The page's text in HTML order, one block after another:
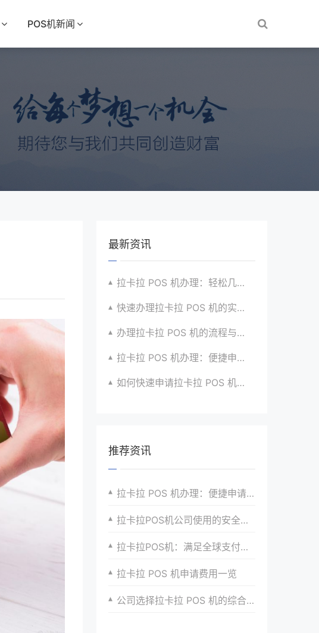
POS机新闻
最新资讯
拉卡拉 POS 机办理：轻松几步，实现便捷收款啦
快速办理拉卡拉 POS 机的实用方法全知道
办理拉卡拉 POS 机的流程与技巧总结大公开
拉卡拉 POS 机办理：便捷申请，快速到账超安心
如何快速申请拉卡拉 POS 机？经验分享超有用
推荐资讯
拉卡拉 POS 机办理：便捷申请，快速投入使用收款
拉卡拉POS机公司使用的安全性策略
拉卡拉POS机：满足全球支付需求的新选择
拉卡拉 POS 机申请费用一览
公司选择拉卡拉 POS 机的综合评估指标